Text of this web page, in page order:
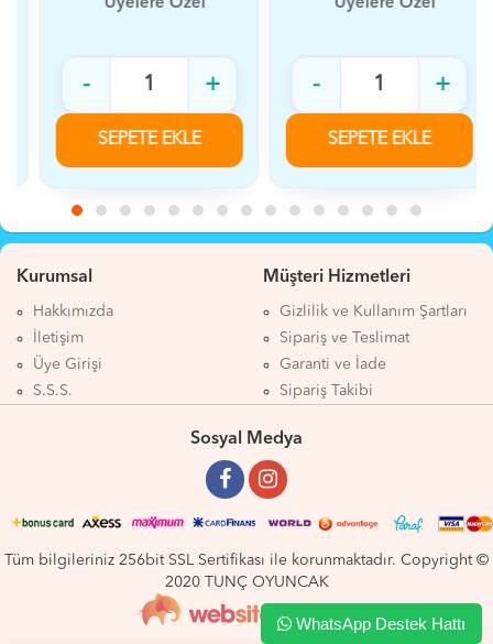
Üyelere Özel
SEPETE EKLE
Üyelere Özel
SEPETE EKLE
Kurumsal
Hakkımızda
İletişim
Üye Girişi
S.S.S.
Müşteri Hizmetleri
Gizlilik ve Kullanım Şartları
Sipariş ve Teslimat
Garanti ve İade
Sipariş Takibi
Sosyal Medya
Tüm bilgileriniz 256bit SSL Sertifikası ile korunmaktadır. Copyright ©
2020 TUNÇ OYUNCAK
WhatsApp Destek Hattı